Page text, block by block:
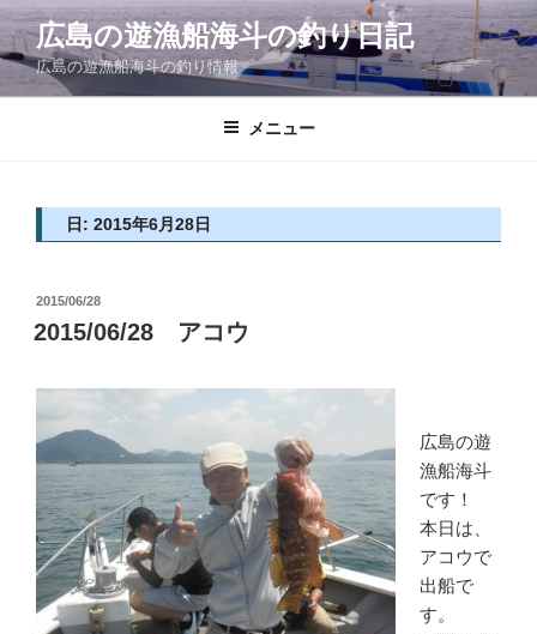
コ
ン
ン
広島の遊漁船海斗の釣り日記
広島の遊漁船海斗の釣り情報
メニュー
日: 2015年6月28日
投
稿
日:
2015/06/28
2015/06/28 アコウ
広島の遊
漁船海斗
です！
本日は、
アコウで
出船で
す。